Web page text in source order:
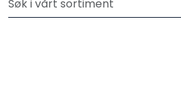
Skip to main content
Sjekk vår LAGERSALG